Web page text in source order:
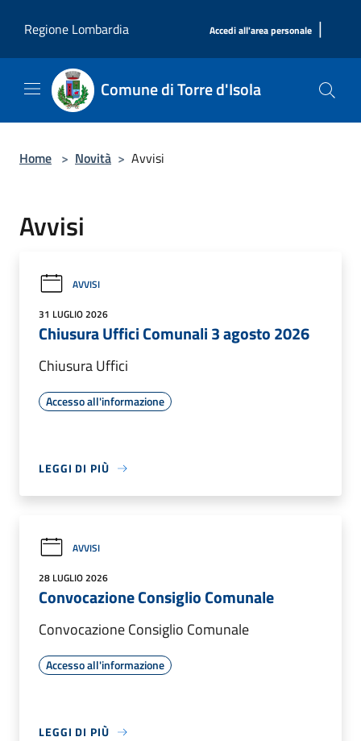
Regione Lombardia
Accedi all'area personale |
Comune di Torre d'Isola
Home > Novità > Avvisi
Avvisi
AVVISI
31 LUGLIO 2026
Chiusura Uffici Comunali 3 agosto 2026
Chiusura Uffici
Accesso all'informazione
LEGGI DI PIÙ
AVVISI
28 LUGLIO 2026
Convocazione Consiglio Comunale
Convocazione Consiglio Comunale
Accesso all'informazione
LEGGI DI PIÙ